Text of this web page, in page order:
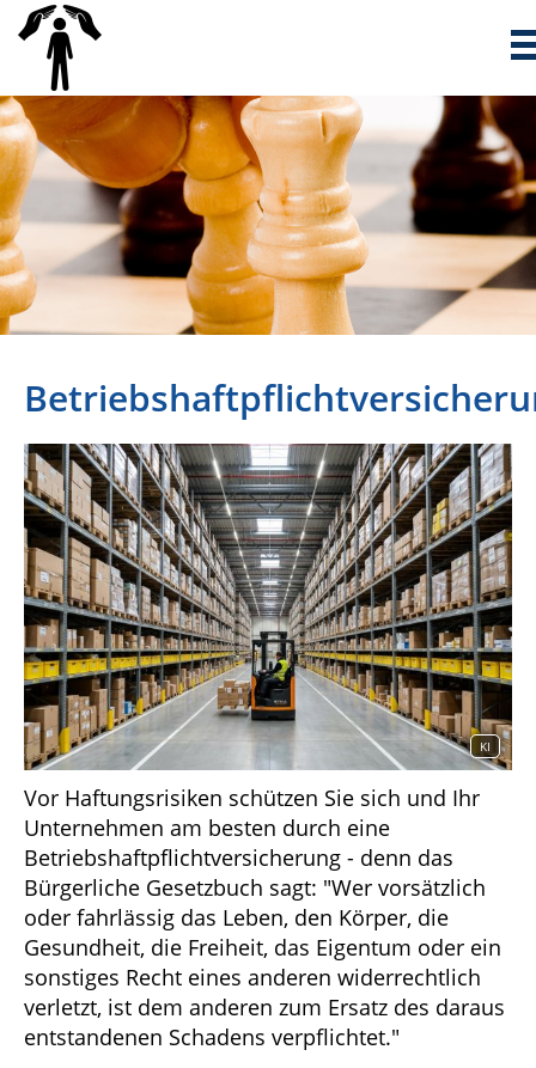
KI
Vor Haftungsrisiken schützen Sie sich und Ihr
Unternehmen am besten durch eine
Betriebshaftpflichtversicherung - denn das
Bürgerliche Gesetzbuch sagt: "Wer vorsätzlich
oder fahrlässig das Leben, den Körper, die
Gesundheit, die Freiheit, das Eigentum oder ein
sonstiges Recht eines anderen widerrechtlich
verletzt, ist dem anderen zum Ersatz des daraus
entstandenen Schadens verpflichtet."